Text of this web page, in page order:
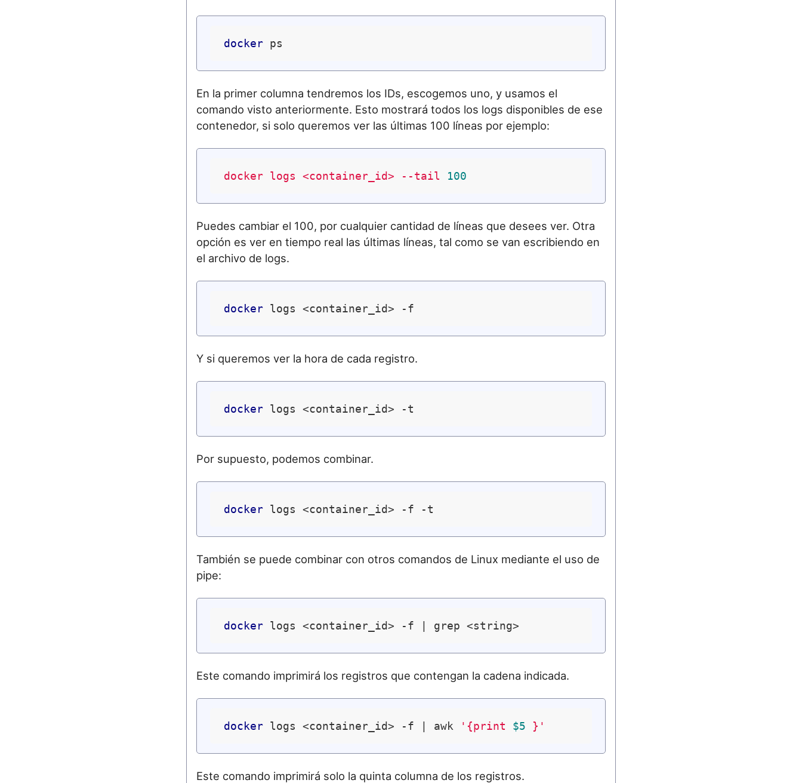
docker
En la primer columna tendremos los IDs, escogemos uno, y usamos el
comando visto anteriormente. Esto mostrará todos los logs disponibles de ese
contenedor, si solo queremos ver las últimas 100 líneas por ejemplo:
docker logs <container_id> --tail 100
Puedes cambiar el 100, por cualquier cantidad de líneas que desees ver. Otra
opción es ver en tiempo real las últimas líneas, tal como se van escribiendo en
el archivo de logs.
docker
Y si queremos ver la hora de cada registro.
docker
Por supuesto, podemos combinar.
docker
También se puede combinar con otros comandos de Linux mediante el uso de
pipe:
docker
Este comando imprimirá los registros que contengan la cadena indicada.
docker logs <container_id> -f | awk '{print $5 }'
Este comando imprimirá solo la quinta columna de los registros.